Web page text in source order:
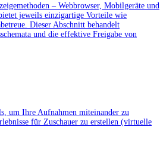
– Webbrowser, Mobilgeräte und
jeweils einzigartige Vorteile wie
Dieser Abschnitt behandelt
und die effektive Freigabe von
um Ihre Aufnahmen miteinander zu
für Zuschauer zu erstellen (virtuelle